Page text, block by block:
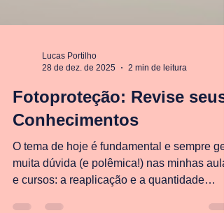
28 de dez. de 2025
2 min de leitura
Fotoproteção: Revise seus
Conhecimentos
O tema de hoje é fundamental e sempre
muita dúvida (e polêmica!) nas minhas
e cursos: a reaplicação e a quantidade